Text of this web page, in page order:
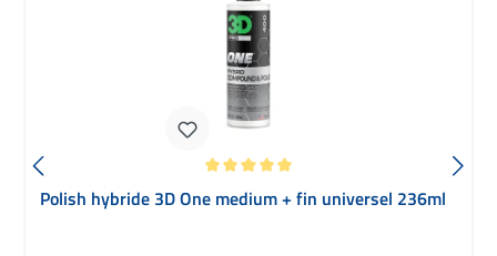
Polish hybride 3D One medium + fin universel 236ml